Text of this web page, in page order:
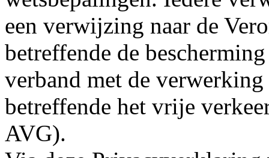
een verwijzing naar de
betreffende de
verband met de verwerking
betreffende het vrije
AVG).